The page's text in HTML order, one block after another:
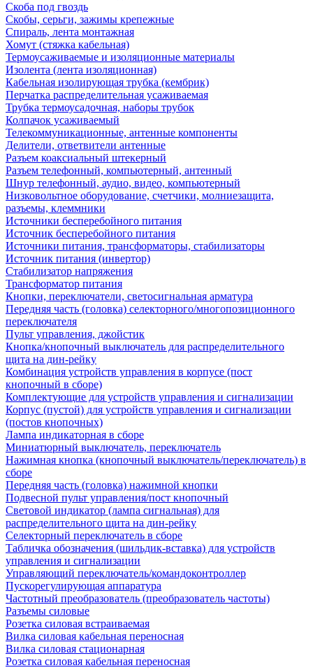
Скоба под гвоздь
Скобы, серьги, зажимы крепежные
Спираль, лента монтажная
Хомут (стяжка кабельная)
Термоусаживаемые и изоляционные материалы
Изолента (лента изоляционная)
Кабельная изолирующая трубка (кембрик)
Перчатка распределительная усаживаемая
Трубка термоусадочная, наборы трубок
Колпачок усаживаемый
Телекоммуникационные, антенные компоненты
Делители, ответвители антенные
Разъем коаксиальный штекерный
Разъем телефонный, компьютерный, антенный
Шнур телефонный, аудио, видео, компьютерный
Низковольтное оборудование, счетчики, молниезащита,
разъемы, клеммники
Источники бесперебойного питания
Источник бесперебойного питания
Источники питания, трансформаторы, стабилизаторы
Источник питания (инвертор)
Стабилизатор напряжения
Трансформатор питания
Кнопки, переключатели, светосигнальная арматура
Передняя часть (головка) селекторного/многопозиционного
переключателя
Пульт управления, джойстик
Кнопка/кнопочный выключатель для распределительного
щита на дин-рейку
Комбинация устройств управления в корпусе (пост
кнопочный в сборе)
Комплектующие для устройств управления и сигнализации
Корпус (пустой) для устройств управления и сигнализации
(постов кнопочных)
Лампа индикаторная в сборе
Миниатюрный выключатель, переключатель
Нажимная кнопка (кнопочный выключатель/переключатель) в
сборе
Передняя часть (головка) нажимной кнопки
Подвесной пульт управления/пост кнопочный
Световой индикатор (лампа сигнальная) для
распределительного щита на дин-рейку
Селекторный переключатель в сборе
Табличка обозначения (шильдик-вставка) для устройств
управления и сигнализации
Управляющий переключатель/командоконтроллер
Пускорегулирующая аппаратура
Частотный преобразователь (преобразователь частоты)
Разъемы силовые
Розетка силовая встраиваемая
Вилка силовая кабельная переносная
Вилка силовая стационарная
Розетка силовая кабельная переносная